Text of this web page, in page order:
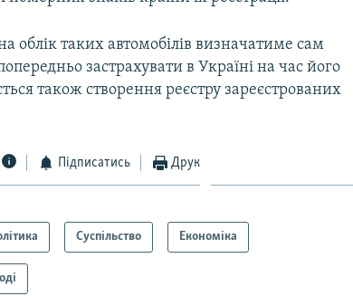
облік таких автомобілів визначатиме сам
застрахувати в Україні на час його
також створення реєстру зареєстрованих
Підписатись Друк
Суспільство Економіка